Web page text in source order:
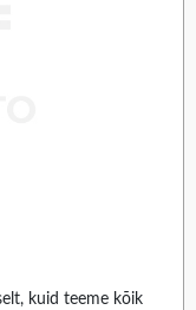
kuid teeme kõik